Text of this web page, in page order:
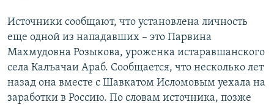
Источники сообщают, что установлена личность
еще одной из нападавших – это Парвина
Махмудовна Розыкова, уроженка истаравшанского
села Калъачаи Араб. Сообщается, что несколько лет
назад она вместе с Шавкатом Исломовым уехала на
заработки в Россию. По словам источника, позже